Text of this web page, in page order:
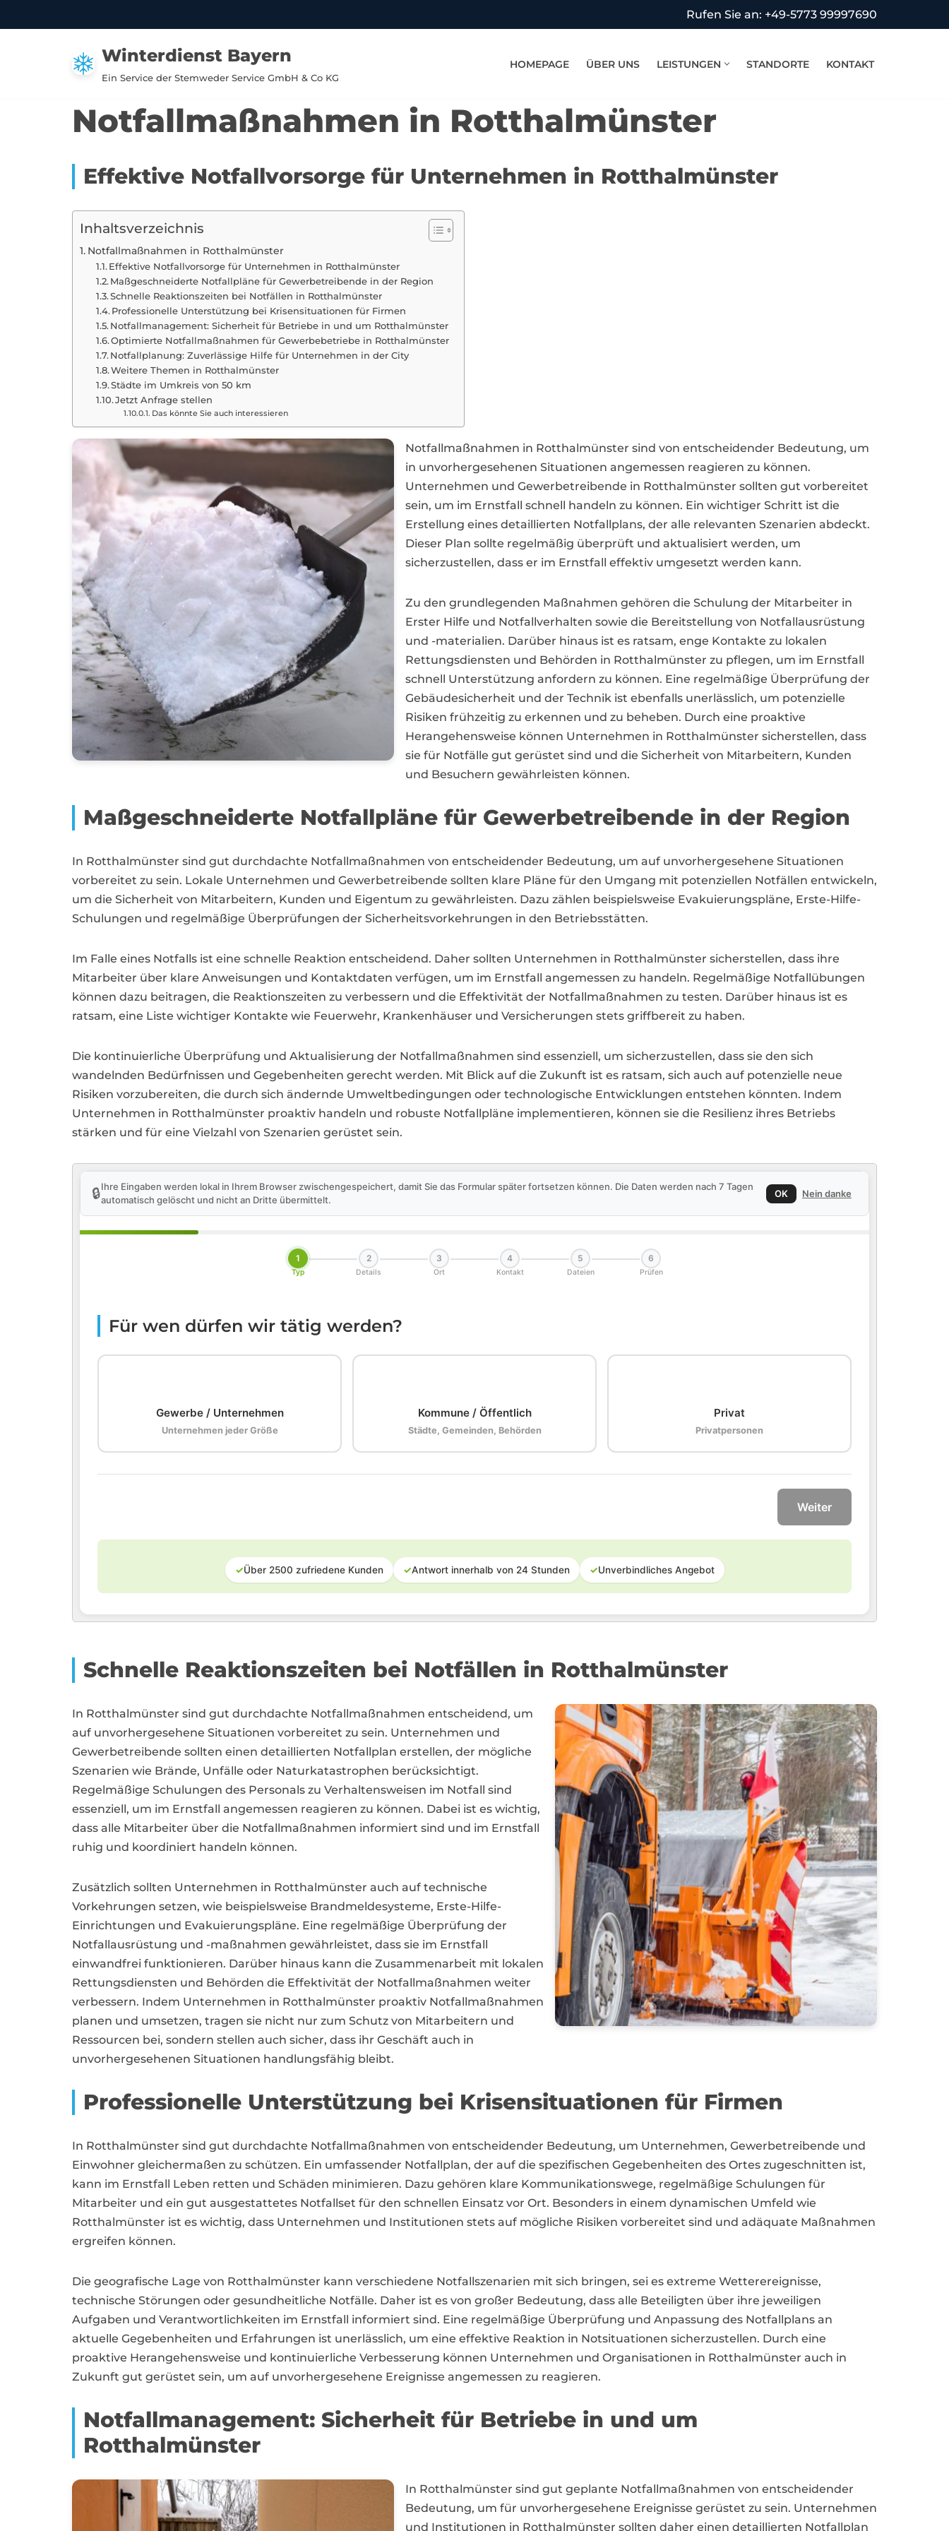
Rufen Sie an: +49-5773 99997690
Winterdienst Bayern
Ein Service der Stemweder Service GmbH & Co KG
HOMEPAGE ÜBER UNS LEISTUNGEN STANDORTE KONTAKT
Notfallmaßnahmen in Rotthalmünster
Effektive Notfallvorsorge für Unternehmen in Rotthalmünster
Inhaltsverzeichnis
Notfallmaßnahmen in Rotthalmünster
Effektive Notfallvorsorge für Unternehmen in Rotthalmünster
Maßgeschneiderte Notfallpläne für Gewerbetreibende in der Region
Schnelle Reaktionszeiten bei Notfällen in Rotthalmünster
Professionelle Unterstützung bei Krisensituationen für Firmen
Notfallmanagement: Sicherheit für Betriebe in und um Rotthalmünster
Optimierte Notfallmaßnahmen für Gewerbebetriebe in Rotthalmünster
Notfallplanung: Zuverlässige Hilfe für Unternehmen in der City
Weitere Themen in Rotthalmünster
Städte im Umkreis von 50 km
Jetzt Anfrage stellen
Das könnte Sie auch interessieren
Notfallmaßnahmen in Rotthalmünster sind von entscheidender Bedeutung, um
in unvorhergesehenen Situationen angemessen reagieren zu können.
Unternehmen und Gewerbetreibende in Rotthalmünster sollten gut vorbereitet
sein, um im Ernstfall schnell handeln zu können. Ein wichtiger Schritt ist die
Erstellung eines detaillierten Notfallplans, der alle relevanten Szenarien abdeckt.
Dieser Plan sollte regelmäßig überprüft und aktualisiert werden, um
sicherzustellen, dass er im Ernstfall effektiv umgesetzt werden kann.
Zu den grundlegenden Maßnahmen gehören die Schulung der Mitarbeiter in
Erster Hilfe und Notfallverhalten sowie die Bereitstellung von Notfallausrüstung
und -materialien. Darüber hinaus ist es ratsam, enge Kontakte zu lokalen
Rettungsdiensten und Behörden in Rotthalmünster zu pflegen, um im Ernstfall
schnell Unterstützung anfordern zu können. Eine regelmäßige Überprüfung der
Gebäudesicherheit und der Technik ist ebenfalls unerlässlich, um potenzielle
Risiken frühzeitig zu erkennen und zu beheben. Durch eine proaktive
Herangehensweise können Unternehmen in Rotthalmünster sicherstellen, dass
sie für Notfälle gut gerüstet sind und die Sicherheit von Mitarbeitern, Kunden
und Besuchern gewährleisten können.
Maßgeschneiderte Notfallpläne für Gewerbetreibende in der Region
In Rotthalmünster sind gut durchdachte Notfallmaßnahmen von entscheidender Bedeutung, um auf unvorhergesehene Situationen
vorbereitet zu sein. Lokale Unternehmen und Gewerbetreibende sollten klare Pläne für den Umgang mit potenziellen Notfällen entwickeln,
um die Sicherheit von Mitarbeitern, Kunden und Eigentum zu gewährleisten. Dazu zählen beispielsweise Evakuierungspläne, Erste-Hilfe-
Schulungen und regelmäßige Überprüfungen der Sicherheitsvorkehrungen in den Betriebsstätten.
Im Falle eines Notfalls ist eine schnelle Reaktion entscheidend. Daher sollten Unternehmen in Rotthalmünster sicherstellen, dass ihre
Mitarbeiter über klare Anweisungen und Kontaktdaten verfügen, um im Ernstfall angemessen zu handeln. Regelmäßige Notfallübungen
können dazu beitragen, die Reaktionszeiten zu verbessern und die Effektivität der Notfallmaßnahmen zu testen. Darüber hinaus ist es
ratsam, eine Liste wichtiger Kontakte wie Feuerwehr, Krankenhäuser und Versicherungen stets griffbereit zu haben.
Die kontinuierliche Überprüfung und Aktualisierung der Notfallmaßnahmen sind essenziell, um sicherzustellen, dass sie den sich
wandelnden Bedürfnissen und Gegebenheiten gerecht werden. Mit Blick auf die Zukunft ist es ratsam, sich auch auf potenzielle neue
Risiken vorzubereiten, die durch sich ändernde Umweltbedingungen oder technologische Entwicklungen entstehen könnten. Indem
Unternehmen in Rotthalmünster proaktiv handeln und robuste Notfallpläne implementieren, können sie die Resilienz ihres Betriebs
stärken und für eine Vielzahl von Szenarien gerüstet sein.
🔒Ihre Eingaben werden lokal in Ihrem Browser zwischengespeichert, damit Sie das Formular später fortsetzen können. Die Daten werden nach 7 Tagen
automatisch gelöscht und nicht an Dritte übermittelt.
OK Nein danke
1
Typ
2
Details
3
Ort
4
Kontakt
5
Dateien
6
Prüfen
Für wen dürfen wir tätig werden?
Gewerbe / Unternehmen
Unternehmen jeder Größe
Kommune / Öffentlich
Städte, Gemeinden, Behörden
Privat
Privatpersonen
Weiter
✓Über 2500 zufriedene Kunden ✓Antwort innerhalb von 24 Stunden ✓Unverbindliches Angebot
Schnelle Reaktionszeiten bei Notfällen in Rotthalmünster
In Rotthalmünster sind gut durchdachte Notfallmaßnahmen entscheidend, um
auf unvorhergesehene Situationen vorbereitet zu sein. Unternehmen und
Gewerbetreibende sollten einen detaillierten Notfallplan erstellen, der mögliche
Szenarien wie Brände, Unfälle oder Naturkatastrophen berücksichtigt.
Regelmäßige Schulungen des Personals zu Verhaltensweisen im Notfall sind
essenziell, um im Ernstfall angemessen reagieren zu können. Dabei ist es wichtig,
dass alle Mitarbeiter über die Notfallmaßnahmen informiert sind und im Ernstfall
ruhig und koordiniert handeln können.
Zusätzlich sollten Unternehmen in Rotthalmünster auch auf technische
Vorkehrungen setzen, wie beispielsweise Brandmeldesysteme, Erste-Hilfe-
Einrichtungen und Evakuierungspläne. Eine regelmäßige Überprüfung der
Notfallausrüstung und -maßnahmen gewährleistet, dass sie im Ernstfall
einwandfrei funktionieren. Darüber hinaus kann die Zusammenarbeit mit lokalen
Rettungsdiensten und Behörden die Effektivität der Notfallmaßnahmen weiter
verbessern. Indem Unternehmen in Rotthalmünster proaktiv Notfallmaßnahmen
planen und umsetzen, tragen sie nicht nur zum Schutz von Mitarbeitern und
Ressourcen bei, sondern stellen auch sicher, dass ihr Geschäft auch in
unvorhergesehenen Situationen handlungsfähig bleibt.
Professionelle Unterstützung bei Krisensituationen für Firmen
In Rotthalmünster sind gut durchdachte Notfallmaßnahmen von entscheidender Bedeutung, um Unternehmen, Gewerbetreibende und
Einwohner gleichermaßen zu schützen. Ein umfassender Notfallplan, der auf die spezifischen Gegebenheiten des Ortes zugeschnitten ist,
kann im Ernstfall Leben retten und Schäden minimieren. Dazu gehören klare Kommunikationswege, regelmäßige Schulungen für
Mitarbeiter und ein gut ausgestattetes Notfallset für den schnellen Einsatz vor Ort. Besonders in einem dynamischen Umfeld wie
Rotthalmünster ist es wichtig, dass Unternehmen und Institutionen stets auf mögliche Risiken vorbereitet sind und adäquate Maßnahmen
ergreifen können.
Die geografische Lage von Rotthalmünster kann verschiedene Notfallszenarien mit sich bringen, sei es extreme Wetterereignisse,
technische Störungen oder gesundheitliche Notfälle. Daher ist es von großer Bedeutung, dass alle Beteiligten über ihre jeweiligen
Aufgaben und Verantwortlichkeiten im Ernstfall informiert sind. Eine regelmäßige Überprüfung und Anpassung des Notfallplans an
aktuelle Gegebenheiten und Erfahrungen ist unerlässlich, um eine effektive Reaktion in Notsituationen sicherzustellen. Durch eine
proaktive Herangehensweise und kontinuierliche Verbesserung können Unternehmen und Organisationen in Rotthalmünster auch in
Zukunft gut gerüstet sein, um auf unvorhergesehene Ereignisse angemessen zu reagieren.
Notfallmanagement: Sicherheit für Betriebe in und um
Rotthalmünster
In Rotthalmünster sind gut geplante Notfallmaßnahmen von entscheidender
Bedeutung, um für unvorhergesehene Ereignisse gerüstet zu sein. Unternehmen
und Institutionen in Rotthalmünster sollten daher einen detaillierten Notfallplan